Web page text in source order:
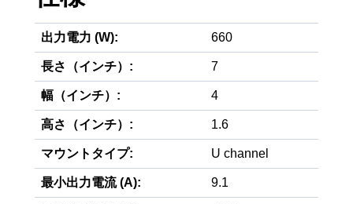
出力電力 (W): 660
長さ（インチ）: 7
幅（インチ）: 4
高さ（インチ）: 1.6
マウントタイプ: U channel
最小出力電流 (A): 9.1